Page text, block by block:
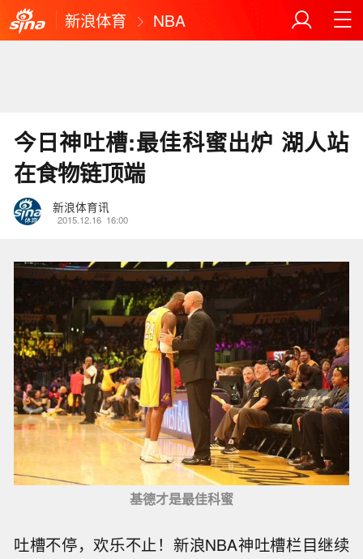
新浪体育 NBA
今日神吐槽:最佳科蜜出炉 湖人站
在食物链顶端
新浪体育讯
2015.12.16 16:00
基德才是最佳科蜜
吐槽不停，欢乐不止！新浪NBA神吐槽栏目继续